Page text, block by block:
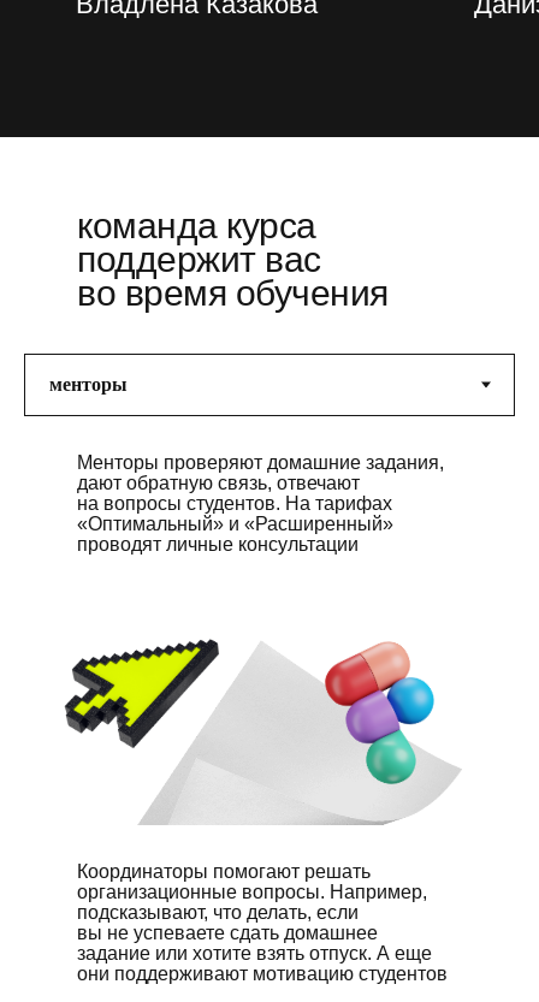
команда курса
поддержит вас
во время обучения
Менторы проверяют домашние задания,
дают обратную связь, отвечают
на вопросы студентов. На тарифах
«Оптимальный» и «Расширенный»
проводят личные консультации
Координаторы помогают решать
организационные вопросы. Например,
подсказывают, что делать, если
вы не успеваете сдать домашнее
задание или хотите взять отпуск. А еще
они поддерживают мотивацию студентов